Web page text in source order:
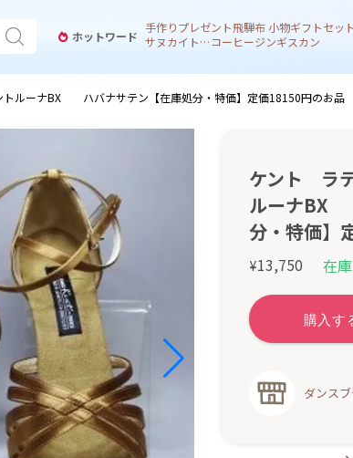
ホットワード
手作りプレゼント飛騨布 小物ギフトセット
サヌカイト 風鈴コーヒージンギスカン
ーナBX ハバナサテン【在庫処分・特価】定価18150円のお品
ケント ラ
ルーナBX
分・特価】
¥13,750 在庫
ダンス